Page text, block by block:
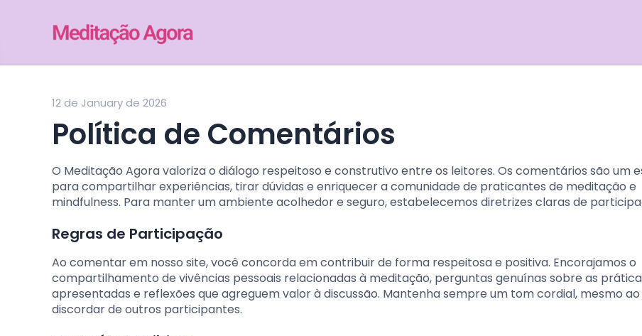
12 de January de 2026
Política de Comentários
O Meditação Agora valoriza o diálogo respeitoso e construtivo entre os leitores. Os comentários são um
para compartilhar experiências, tirar dúvidas e enriquecer a comunidade de praticantes de meditação e
mindfulness. Para manter um ambiente acolhedor e seguro, estabelecemos diretrizes claras de
Regras de Participação
Ao comentar em nosso site, você concorda em contribuir de forma respeitosa e positiva. Encorajamos o
compartilhamento de vivências pessoais relacionadas à meditação, perguntas genuínas sobre as
apresentadas e reflexões que agreguem valor à discussão. Mantenha sempre um tom cordial, mesmo ao
discordar de outros participantes.